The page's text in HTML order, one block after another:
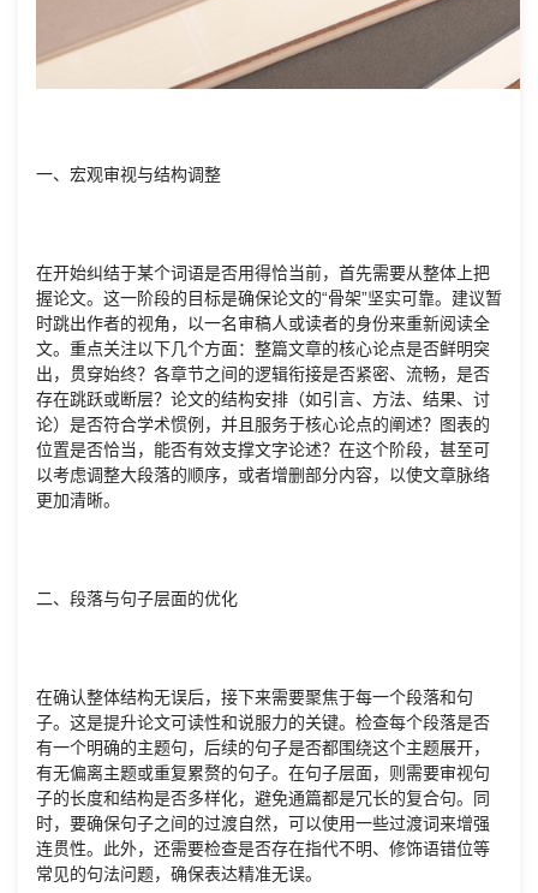
一、宏观审视与结构调整
在开始纠结于某个词语是否用得恰当前，首先需要从整体上把
握论文。这一阶段的目标是确保论文的“骨架”坚实可靠。建议暂
时跳出作者的视角，以一名审稿人或读者的身份来重新阅读全
文。重点关注以下几个方面：整篇文章的核心论点是否鲜明突
出，贯穿始终？各章节之间的逻辑衔接是否紧密、流畅，是否
存在跳跃或断层？论文的结构安排（如引言、方法、结果、讨
论）是否符合学术惯例，并且服务于核心论点的阐述？图表的
位置是否恰当，能否有效支撑文字论述？在这个阶段，甚至可
以考虑调整大段落的顺序，或者增删部分内容，以使文章脉络
更加清晰。
二、段落与句子层面的优化
在确认整体结构无误后，接下来需要聚焦于每一个段落和句
子。这是提升论文可读性和说服力的关键。检查每个段落是否
有一个明确的主题句，后续的句子是否都围绕这个主题展开，
有无偏离主题或重复累赘的句子。在句子层面，则需要审视句
子的长度和结构是否多样化，避免通篇都是冗长的复合句。同
时，要确保句子之间的过渡自然，可以使用一些过渡词来增强
连贯性。此外，还需要检查是否存在指代不明、修饰语错位等
常见的句法问题，确保表达精准无误。